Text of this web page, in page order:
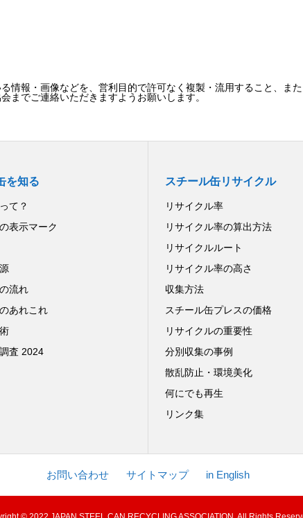
情報・画像などを、営利目的で許可なく複製・流用すること、ま
までご連絡いただきますようお願いします。
を知る
て？
表示マーク
流れ
あれこれ
査 2024
スチール缶リサイクル
リサイクル率
リサイクル率の算出方法
リサイクルルート
リサイクル率の高さ
収集方法
スチール缶プレスの価格
リサイクルの重要性
分別収集の事例
散乱防止・環境美化
何にでも再生
リンク集
お問い合わせ サイトマップ in English